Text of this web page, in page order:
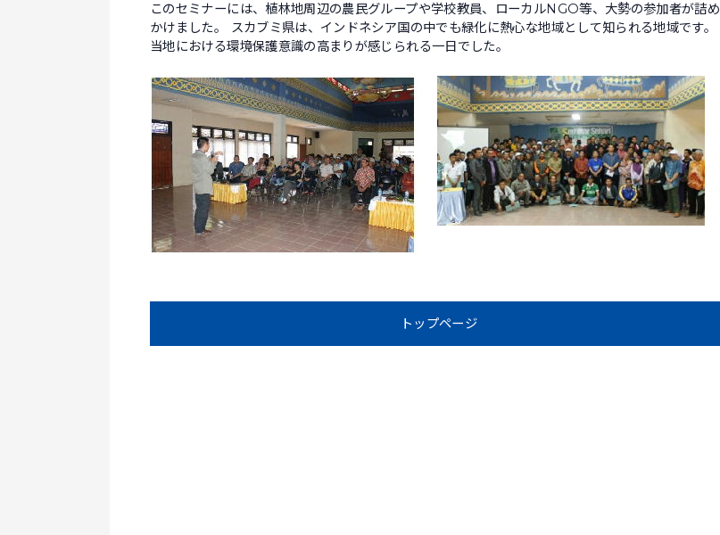
このセミナーには、植林地周辺の農民グループや学校教員、ローカルNGO等、大勢の参加者が詰め
かけました。 スカブミ県は、インドネシア国の中でも緑化に熱心な地域として知られる地域です。
当地における環境保護意識の高まりが感じられる一日でした。
トップページ